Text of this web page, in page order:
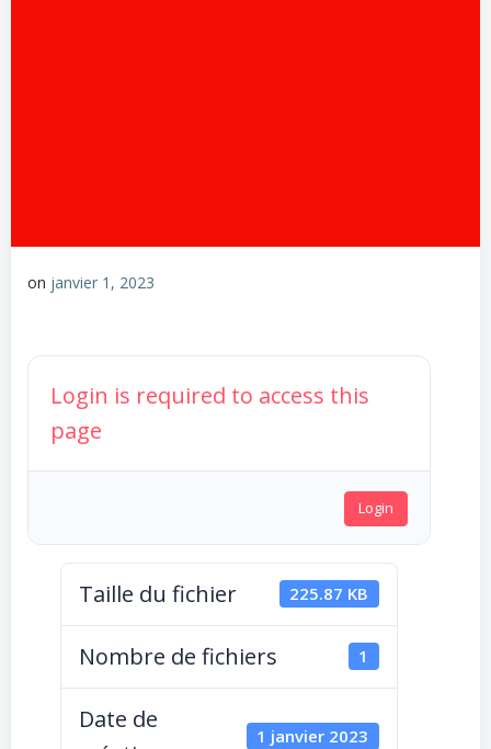
on janvier 1, 2023
Login is required to access this
page
Login
Taille du fichier 225.87 KB
Nombre de fichiers 1
Date de
1 janvier 2023